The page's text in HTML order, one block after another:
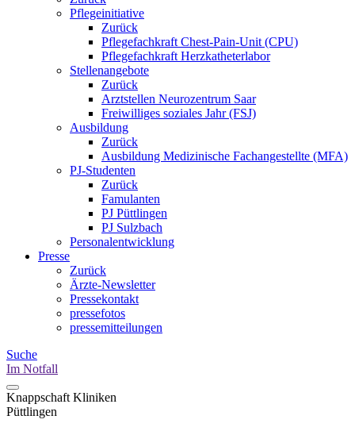
Pflegeinitiative
Zurück
Pflegefachkraft Chest-Pain-Unit (CPU)
Pflegefachkraft Herzkatheterlabor
Stellenangebote
Zurück
Arztstellen Neurozentrum Saar
Freiwilliges soziales Jahr (FSJ)
Ausbildung
Zurück
Ausbildung Medizinische Fachangestellte (MFA)
PJ-Studenten
Zurück
Famulanten
PJ Püttlingen
PJ Sulzbach
Personalentwicklung
Presse
Zurück
Ärzte-Newsletter
Pressekontakt
pressefotos
pressemitteilungen
Suche
Im Notfall
Knappschaft Kliniken
Püttlingen